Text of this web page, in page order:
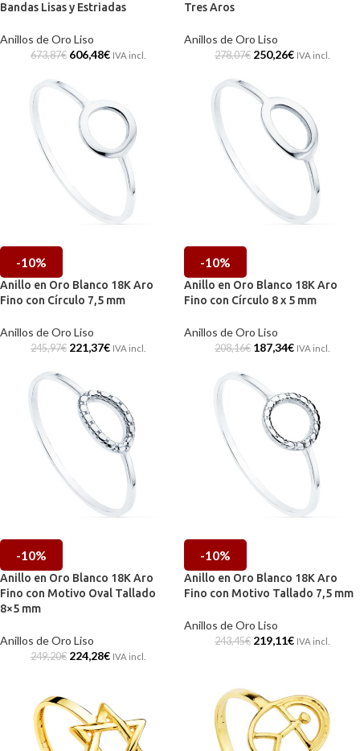
Bandas Lisas y Estriadas
Anillos de Oro Liso
673,87€ 606,48€ IVA incl.
Tres Aros
Anillos de Oro Liso
278,07€ 250,26€ IVA incl.
-10%
Anillo en Oro Blanco 18K Aro
Fino con Círculo 7,5 mm
Anillos de Oro Liso
245,97€ 221,37€ IVA incl.
-10%
Anillo en Oro Blanco 18K Aro
Fino con Círculo 8 x 5 mm
Anillos de Oro Liso
208,16€ 187,34€ IVA incl.
-10%
Anillo en Oro Blanco 18K Aro
Fino con Motivo Oval Tallado
8×5 mm
Anillos de Oro Liso
249,20€ 224,28€ IVA incl.
-10%
Anillo en Oro Blanco 18K Aro
Fino con Motivo Tallado 7,5 mm
Anillos de Oro Liso
243,45€ 219,11€ IVA incl.